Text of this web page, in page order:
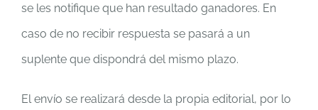
se les notifique que han resultado ganadores. En
caso de no recibir respuesta se pasará a un
suplente que dispondrá del mismo plazo.
El envío se realizará desde la propia editorial, por lo